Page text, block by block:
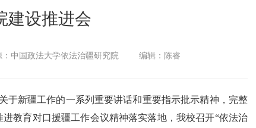
建设推进会
：中国政法大学依法治疆研究院 编辑：陈睿
于新疆工作的一系列重要讲话和重要指示批示精神，完整
教育对口援疆工作会议精神落实落地，我校召开“依法治